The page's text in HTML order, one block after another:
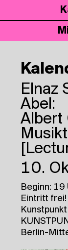
Elnaz
Abel:
Albert
10.
Beginn: 19
Eintritt frei!
Berlin-